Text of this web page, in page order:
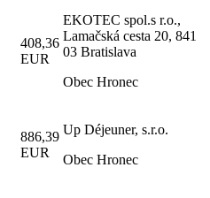
408,36
EUR
EKOTEC spol.s r.o.,
Lamačská cesta 20, 841
03 Bratislava
Obec Hronec
886,39
EUR
Up Déjeuner, s.r.o.
Obec Hronec